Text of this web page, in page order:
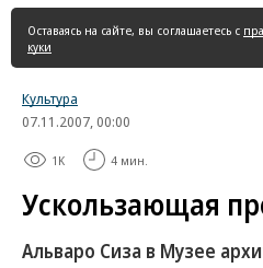
страница
Оставаясь на сайте, вы соглашаетесь с
куки
Культура
07.11.2007, 00:00
1K 4 мин.
Ускользающая
Альваро Сиза в Музее